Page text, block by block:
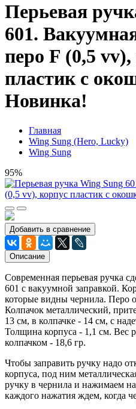
Перьевая
601.
перо F (0,5 vv),
пластик с
Новинка!
Главная
Wing Sung (Hero, Lucky)
Wing Sung
95%
Добавить в сравнение
Описание
Современная перьевая ручка
601 с вакуумной заправкой.
которые видны чернила. Перо
Колпачок металлический,
13 см, в колпачке - 14 см, с
Толщина корпуса - 1,1 см. Вес
колпачком - 18,6 гр.
Чтобы заправить ручку надо
корпуса, под ним
ручку в чернила и нажимаем
каждого нажатия ждем, когда